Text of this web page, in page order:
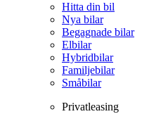
Hitta din bil
Nya bilar
Begagnade bilar
Elbilar
Hybridbilar
Familjebilar
Småbilar
Privatleasing